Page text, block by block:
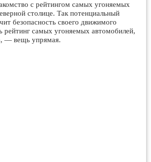
с рейтингом самых угоняемых
столице. Так потенциальный
безопасность своего движимого
рейтинг самых угоняемых автомобилей,
— вещь упрямая.